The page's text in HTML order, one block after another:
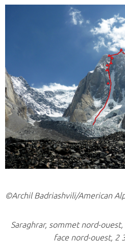
©Archil Badriashvili/American
Saraghrar, sommet nord-
face nord-ouest, 2